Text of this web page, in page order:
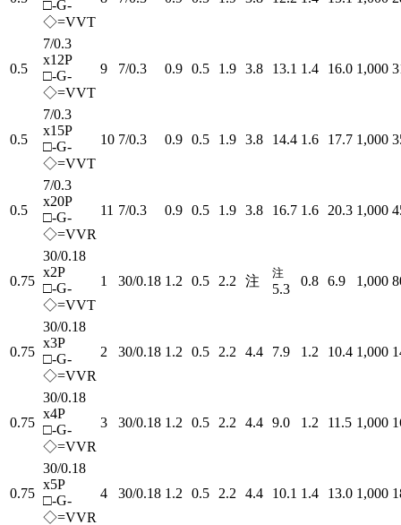
□-G-
◇=VVT
0.5
7/0.3
x12P
□-G-
◇=VVT
9 7/0.3 0.9 0.5 1.9 3.8 13.1 1.4 16.0 1,000
0.5
7/0.3
x15P
□-G-
◇=VVT
10 7/0.3 0.9 0.5 1.9 3.8 14.4 1.6 17.7 1,000
0.5
7/0.3
x20P
□-G-
◇=VVR
11 7/0.3 0.9 0.5 1.9 3.8 16.7 1.6 20.3 1,000
0.75
30/0.18
x2P
□-G-
◇=VVT
1 30/0.18 1.2 0.5 2.2 注
注
5.3
0.8 6.9 1,000
0.75
30/0.18
x3P
□-G-
◇=VVR
2 30/0.18 1.2 0.5 2.2 4.4 7.9 1.2 10.4 1,000
0.75
30/0.18
x4P
□-G-
◇=VVR
3 30/0.18 1.2 0.5 2.2 4.4 9.0 1.2 11.5 1,000
0.75
30/0.18
x5P
□-G-
◇=VVR
4 30/0.18 1.2 0.5 2.2 4.4 10.1 1.4 13.0 1,000